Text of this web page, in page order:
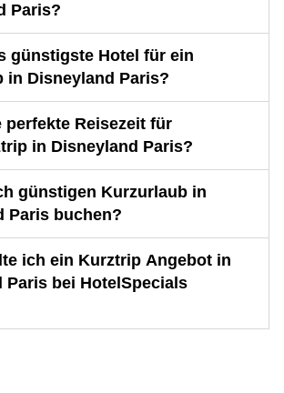
Paris?
günstigste Hotel für ein
in Disneyland Paris?
perfekte Reisezeit für
in Disneyland Paris?
günstigen Kurzurlaub in
Paris buchen?
ich ein Kurztrip Angebot in
Paris bei HotelSpecials